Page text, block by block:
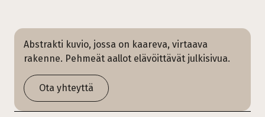
Abstrakti kuvio, jossa on kaareva, virtaava
rakenne. Pehmeät aallot elävöittävät julkisivua.
Ota yhteyttä